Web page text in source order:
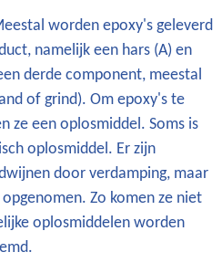
worden epoxy's geleverd
namelijk een hars (A) en
derde component, meestal
of grind). Om epoxy's te
ze een oplosmiddel. Soms is
oplosmiddel. Er zijn
door verdamping, maar
Zo komen ze niet
oplosmiddelen worden